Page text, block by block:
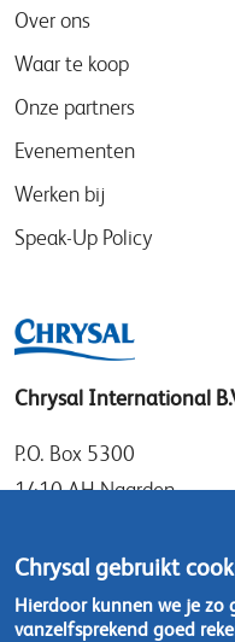
Over ons
Waar te koop
Onze partners
Evenementen
Werken bij
Speak-Up Policy
Chrysal International
P.O. Box 5300
1410 AH Naarden
1411 DD Naarden
Nederland
Chrysal gebruikt
Hierdoor kunnen we je zo
vanzelfsprekend goed